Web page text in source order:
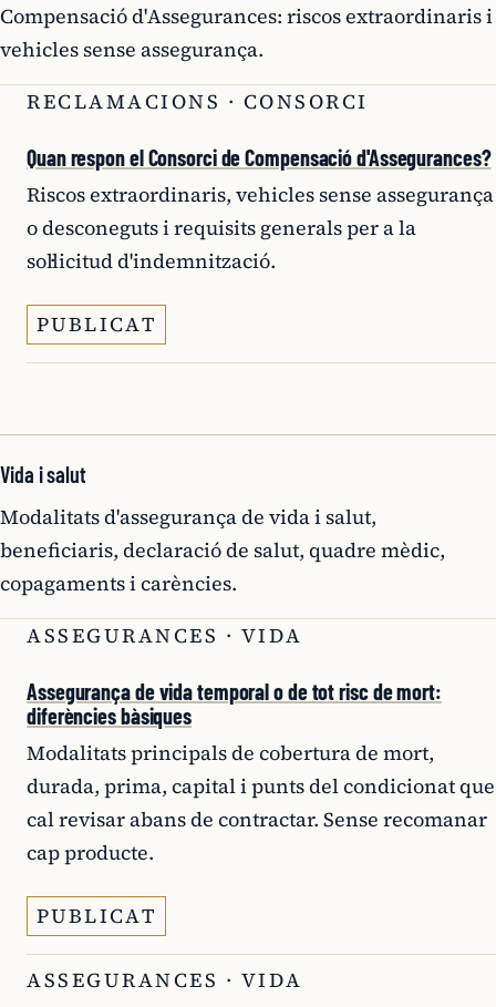
Compensació d'Assegurances: riscos extraordinaris i
vehicles sense assegurança.
RECLAMACIONS · CONSORCI
Quan respon el Consorci de Compensació d'Assegurances?
Riscos extraordinaris, vehicles sense assegurança
o desconeguts i requisits generals per a la
sol·licitud d'indemnització.
PUBLICAT
Vida i salut
Modalitats d'assegurança de vida i salut,
beneficiaris, declaració de salut, quadre mèdic,
copagaments i carències.
ASSEGURANCES · VIDA
Assegurança de vida temporal o de tot risc de mort:
diferències bàsiques
Modalitats principals de cobertura de mort,
durada, prima, capital i punts del condicionat que
cal revisar abans de contractar. Sense recomanar
cap producte.
PUBLICAT
ASSEGURANCES · VIDA